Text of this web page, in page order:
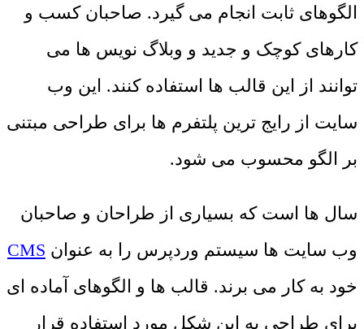
الگوهای ثابت انجام می گیرد. صاحبان کسب و
کارهای کوچک و جدید و وبلاگ نویس ها می
توانند از این قالب ها استفاده کنند. این وب
سایت از رایج ترین پلتفرم ها برای طراحی مبتنی
بر الگو محسوب می شود.
سال ها است که بسیاری از طراحان و صاحبان
وب سایت ها سیستم وردپرس را به عنوان CMS
خود به کار می برند. قالب ها و الگوهای آماده ای
برای طراحی به این شکل مورد استفاده قرار